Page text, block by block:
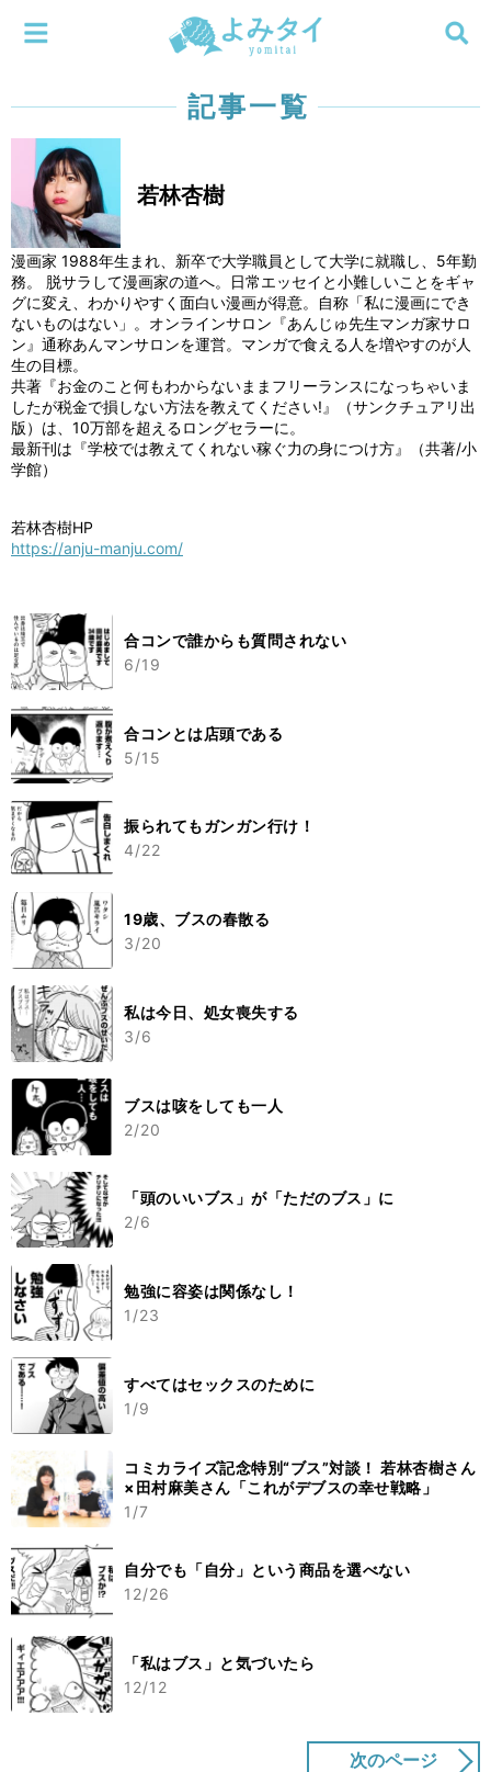
よみタイ
ホーム
新刊
特集
編集部
検索する
メニューを閉じる
記事一覧
若林杏樹
漫画家 1988年生まれ、新卒で大学職員として大学に就職し、5年勤
務。 脱サラして漫画家の道へ。日常エッセイと小難しいことをギャ
グに変え、わかりやすく面白い漫画が得意。自称「私に漫画にでき
ないものはない」。オンラインサロン『あんじゅ先生マンガ家サロ
ン』通称あんマンサロンを運営。マンガで食える人を増やすのが人
生の目標。
共著『お金のこと何もわからないままフリーランスになっちゃいま
したが税金で損しない方法を教えてください!』（サンクチュアリ出
版）は、10万部を超えるロングセラーに。
最新刊は『学校では教えてくれない稼ぐ力の身につけ方』（共著/小
学館）
若林杏樹HP
https://anju-manju.com/
合コンで誰からも質問されない
6/19
合コンとは店頭である
5/15
振られてもガンガン行け！
4/22
19歳、ブスの春散る
3/20
私は今日、処女喪失する
3/6
ブスは咳をしても一人
2/20
「頭のいいブス」が「ただのブス」に
2/6
勉強に容姿は関係なし！
1/23
すべてはセックスのために
1/9
コミカライズ記念特別“ブス”対談！ 若林杏樹さん
×田村麻美さん「これがデブスの幸せ戦略」
1/7
自分でも「自分」という商品を選べない
12/26
「私はブス」と気づいたら
12/12
次のページ